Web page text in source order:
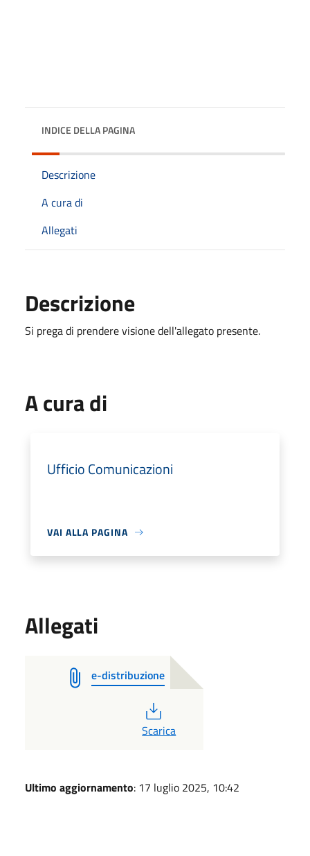
INDICE DELLA PAGINA
Descrizione
A cura di
Allegati
Descrizione
Si prega di prendere visione dell'allegato presente.
A cura di
Ufficio Comunicazioni
VAI ALLA PAGINA
Allegati
e-distribuzione
PDF
Scarica
Ultimo aggiornamento: 17 luglio 2025, 10:42